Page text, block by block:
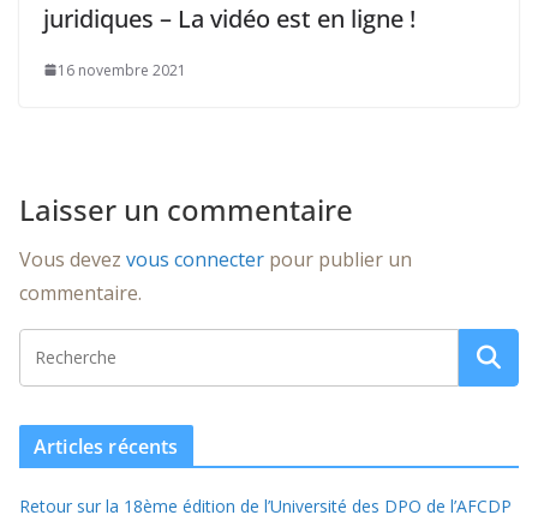
juridiques – La vidéo est en ligne !
16 novembre 2021
Laisser un commentaire
Vous devez vous connecter pour publier un
commentaire.
Articles récents
Retour sur la 18ème édition de l’Université des DPO de l’AFCDP